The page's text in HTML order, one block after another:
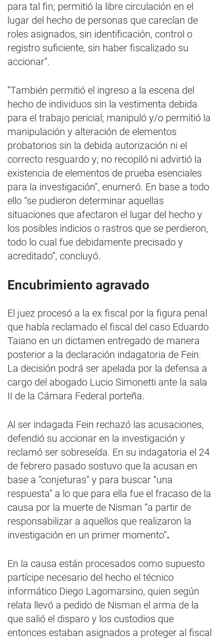
para tal fin; permitió la libre circulación en el
lugar del hecho de personas que carecían de
roles asignados, sin identificación, control o
registro suficiente, sin haber fiscalizado su
accionar”.
“También permitió el ingreso a la escena del
hecho de individuos sin la vestimenta debida
para el trabajo pericial; manipuló y/o permitió la
manipulación y alteración de elementos
probatorios sin la debida autorización ni el
correcto resguardo y; no recopiló ni advirtió la
existencia de elementos de prueba esenciales
para la investigación”, enumeró. En base a todo
ello “se pudieron determinar aquellas
situaciones que afectaron el lugar del hecho y
los posibles indicios o rastros que se perdieron,
todo lo cual fue debidamente precisado y
acreditado”, concluyó.
Encubrimiento agravado
El juez procesó a la ex fiscal por la figura penal
que había reclamado el fiscal del caso Eduardo
Taiano en un dictamen entregado de manera
posterior a la declaración indagatoria de Fein.
La decisión podrá ser apelada por la defensa a
cargo del abogado Lucio Simonetti ante la sala
II de la Cámara Federal porteña.
Al ser indagada Fein rechazó las acusaciones,
defendió su accionar en la investigación y
reclamó ser sobreseída. En su indagatoria el 24
de febrero pasado sostuvo que la acusan en
base a “conjeturas” y para buscar “una
respuesta” a lo que para ella fue el fracaso de la
causa por la muerte de Nisman “a partir de
responsabilizar a aquellos que realizaron la
investigación en un primer momento”.
En la causa están procesados como supuesto
partícipe necesario del hecho el técnico
informático Diego Lagomarsino, quien según
relata llevó a pedido de Nisman el arma de la
que salió el disparo y los custodios que
entonces estaban asignados a proteger al fiscal